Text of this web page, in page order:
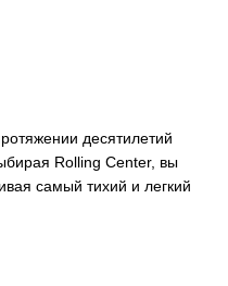
десятилетий
Rolling Center, вы
самый тихий и легкий